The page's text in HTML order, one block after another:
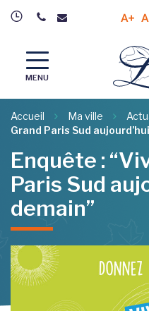
MENU
Accueil Ma ville
Grand Paris Sud
Enquête :
Paris Sud
demain”